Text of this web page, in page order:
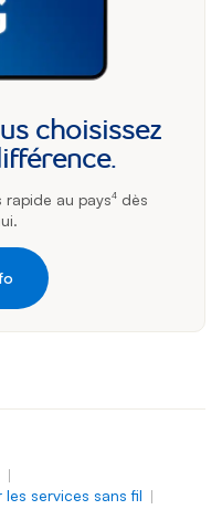
choisissez
rapide au pays4 dès
les services sans fil